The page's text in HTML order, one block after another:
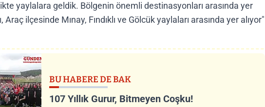
yaylalara geldik. Bölgenin önemli destinasyonları arasında yer
ilçesinde Mınay, Fındıklı ve Gölcük yaylaları arasında yer alıyor"
BU HABERE DE BAK
107 Yıllık Gurur, Bitmeyen Coşku!